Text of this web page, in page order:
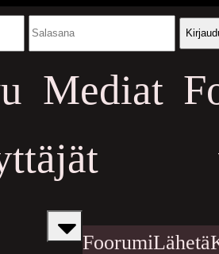
Mediat
FoorumiLähetä